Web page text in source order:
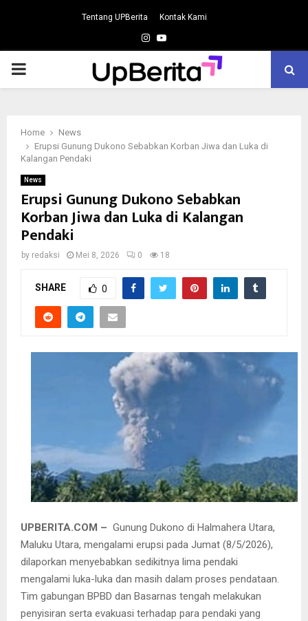
Tentang UPBerita Kontak Kami
Instagram
Youtube
PRIMARY
Home
News
Erupsi Gunung Dukono Sebabkan Korban Jiwa dan Luka di
Kalangan Pendaki
News
Erupsi Gunung Dukono Sebabkan
Korban Jiwa dan Luka di Kalangan
Pendaki
by redaksi Mei 8, 2026 0 18
SHARE 0
UPBERITA.COM – Gunung Dukono di Halmahera Utara,
Maluku Utara, mengalami erupsi pada Jumat (8/5/2026),
dilaporkan menyebabkan sedikitnya lima pendaki
mengalami luka-luka dan masih dalam proses pendataan.
Tim gabungan BPBD dan Basarnas tengah melakukan
penyisiran serta evakuasi terhadap para pendaki yang